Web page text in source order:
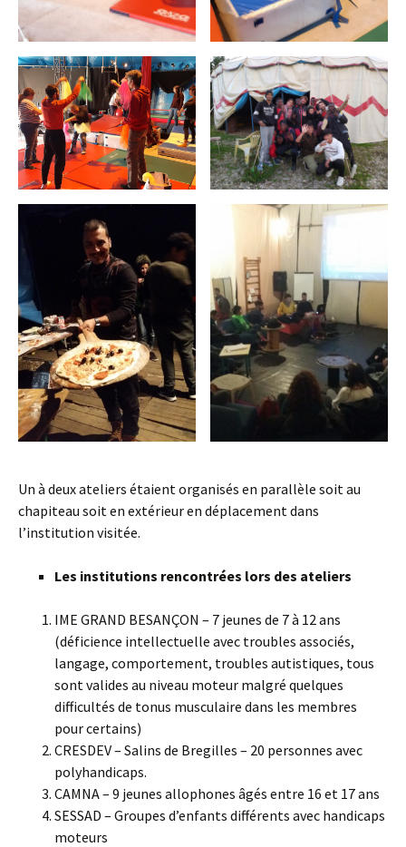
Un à deux ateliers étaient organisés en parallèle soit au
chapiteau soit en extérieur en déplacement dans
l’institution visitée.
Les institutions rencontrées lors des ateliers
IME GRAND BESANÇON – 7 jeunes de 7 à 12 ans
(déficience intellectuelle avec troubles associés,
langage, comportement, troubles autistiques, tous
sont valides au niveau moteur malgré quelques
difficultés de tonus musculaire dans les membres
pour certains)
CRESDEV – Salins de Bregilles – 20 personnes avec
polyhandicaps.
CAMNA – 9 jeunes allophones âgés entre 16 et 17 ans
SESSAD – Groupes d’enfants différents avec handicaps
moteurs